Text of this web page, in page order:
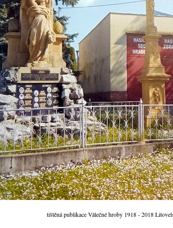
tištěná publikace Válečné hroby 1918 - 2018